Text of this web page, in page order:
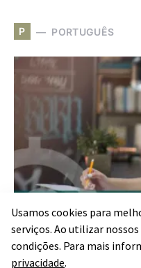
P PORTUGUÊS
Aprenda a diferenciar